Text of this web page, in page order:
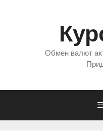
Обмен валют